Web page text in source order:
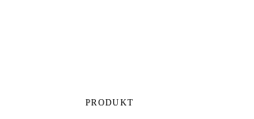
PRODUKT